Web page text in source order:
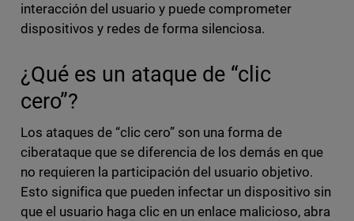
interacción del usuario y puede comprometer
dispositivos y redes de forma silenciosa.
¿Qué es un ataque de “clic
cero”?
Los ataques de “clic cero” son una forma de
ciberataque que se diferencia de los demás en que
no requieren la participación del usuario objetivo.
Esto significa que pueden infectar un dispositivo sin
que el usuario haga clic en un enlace malicioso, abra